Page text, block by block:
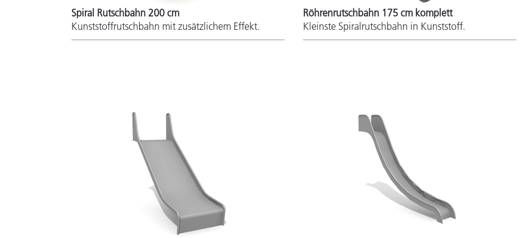
Spiral Rutschbahn 200 cm
Kunststoffrutschbahn mit zusätzlichem Effekt.
Röhrenrutschbahn 175 cm komplett
Kleinste Spiralrutschbahn in Kunststoff.